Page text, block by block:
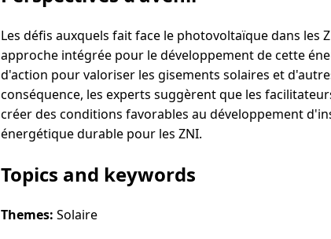
Les défis auxquels fait face le photovoltaïque dans
approche intégrée pour le développement de cette
d'action pour valoriser les gisements solaires et
conséquence, les experts suggèrent que les
créer des conditions favorables au développement
énergétique durable pour les ZNI.
Topics and keywords
Themes: Solaire